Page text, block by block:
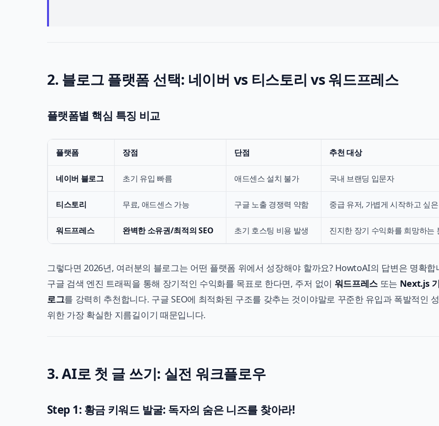
2. 블로그 플랫폼 선택: 네이버 vs 티스토리 vs 워드프레스
플랫폼별 핵심 특징 비교
플랫폼 장점 단점 추천 대상
네이버 블로그 초기 유입 빠름 애드센스 설치 불가 국내 브랜딩 입문자
티스토리 무료, 애드센스 가능 구글 노출 경쟁력 약함 중급 유저, 가볍게 시작하고 싶
워드프레스 완벽한 소유권/최적의 SEO 초기 호스팅 비용 발생 진지한 장기 수익화를 희망하는
그렇다면 2026년, 여러분의 블로그는 어떤 플랫폼 위에서 성장해야 할까요? HowtoAI의 답변은 명확합
구글 검색 엔진 트래픽을 통해 장기적인 수익화를 목표로 한다면, 주저 없이 워드프레스또는 Next.js
로그를 강력히 추천합니다. 구글 SEO에 최적화된 구조를 갖추는 것이야말로 꾸준한 유입과 폭발적인
위한 가장 확실한 지름길이기 때문입니다.
3. AI로 첫 글 쓰기: 실전 워크플로우
Step 1: 황금 키워드 발굴: 독자의 숨은 니즈를 찾아라!